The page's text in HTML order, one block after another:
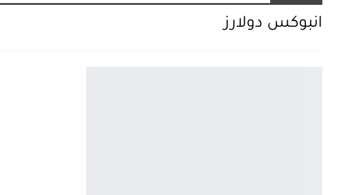
انبوكس دولارز